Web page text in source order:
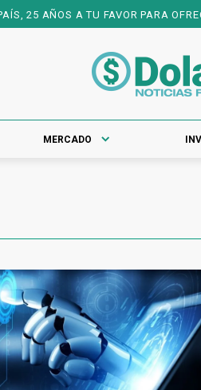
PARA OFRECERTE UNA
MERCADO